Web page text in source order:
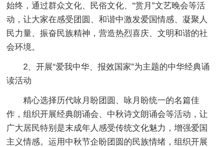
始终，通过群众文化、民俗文化、“赏月”文艺晚会等活
动，让大家在感受团圆、和谐中激发爱国情感、凝聚人
民力量、振奋民族精神，营造热烈喜庆、文明和谐的社
会环境。
2、开展“爱我中华、报效国家”为主题的中华经典诵
读活动
精心选择历代咏月盼团圆、咏月盼统一的名篇佳
作，组织开展经典朗诵会、中秋诗文朗诵会等活动，让
广大居民特别是末成年人感受传统文化魅力，增强爱国
主义情感。运用中秋节企盼团圆的民族情绪，组织开展